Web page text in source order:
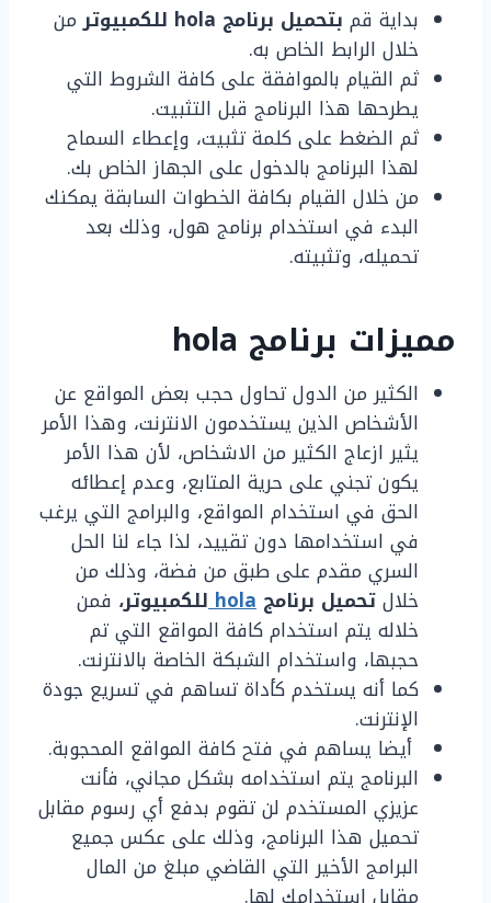
بداية قم بتحميل برنامج hola للكمبيوتر
من
خلال الرابط الخاص به.
ثم القيام بالموافقة على كافة الشروط التي
يطرحها هذا البرنامج قبل التثبيت.
ثم الضغط على كلمة تثبيت، وإعطاء السماح
لهذا البرنامج بالدخول على الجهاز الخاص بك.
من خلال القيام بكافة الخطوات السابقة يمكنك
البدء في استخدام برنامج هول، وذلك بعد
تحميله، وتثبيته.
مميزات برنامج hola
الكثير من الدول تحاول حجب بعض المواقع عن
الأشخاص الذين يستخدمون الانترنت، وهذا الأمر
يثير ازعاج الكثير من الاشخاص، لأن هذا الأمر
يكون تجني على حرية المتابع، وعدم إعطائه
الحق في استخدام المواقع، والبرامج التي يرغب
في استخدامها دون تقييد، لذا جاء لنا الحل
السري مقدم على طبق من فضة، وذلك من
خلالتحميل برنامج hola للكمبيوتر، فمن
خلاله يتم استخدام كافة المواقع التي تم
حجبها، واستخدام الشبكة الخاصة بالانترنت.
كما أنه يستخدم كأداة تساهم في تسريع جودة
الإنترنت.
أيضا يساهم في فتح كافة المواقع المحجوبة.
البرنامج يتم استخدامه بشكل مجاني، فأنت
عزيزي المستخدم لن تقوم بدفع أي رسوم مقابل
تحميل هذا البرنامج، وذلك على عكس جميع
البرامج الأخير التي القاضي مبلغ من المال
مقابل استخدامك لها.